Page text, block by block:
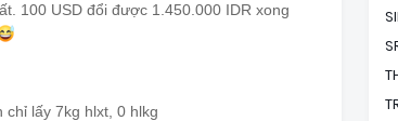
100 USD đổi được 1.450.000 IDR xong
lấy 7kg hlxt, 0 hlkg